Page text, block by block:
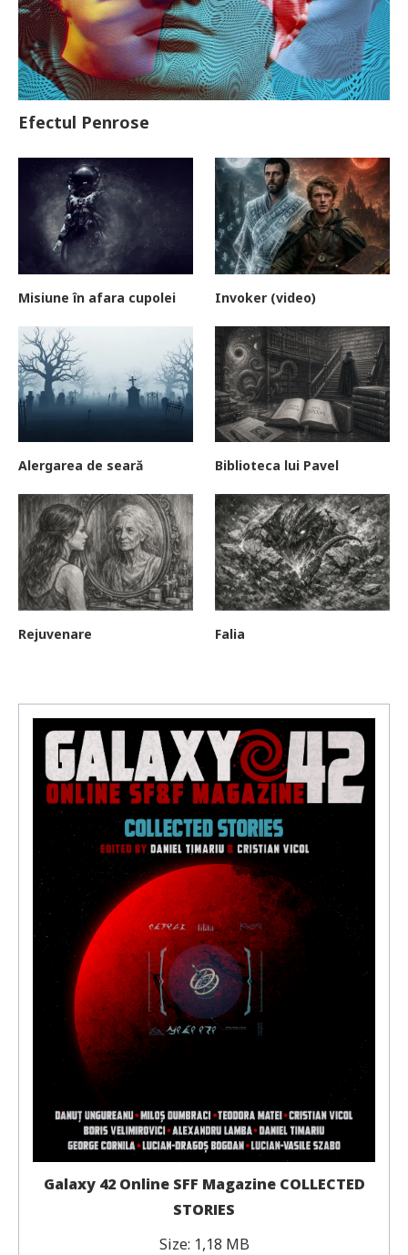
Efectul Penrose
Misiune în afara cupolei Invoker (video)
Alergarea de seară Biblioteca lui Pavel
Rejuvenare Falia
Galaxy 42 Online SFF Magazine COLLECTED
STORIES
Size: 1,18 MB